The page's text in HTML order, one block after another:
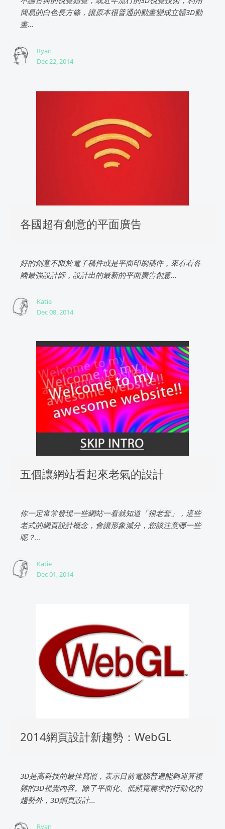
簡易的白色長方條，讓原本很普通的動畫變成立體3D動
畫...
Ryan
Dec 22, 2014
各國超有創意的平面廣告
好的創意不限於電子稿件或是平面印刷稿件，來看看各
國最強設計師，設計出的最新的平面廣告創意...
Katie
Dec 08, 2014
五個讓網站看起來老氣的設計
你一定常常發現一些網站一看就知道「很老套」，這些
老式的網頁設計概念，會讓形象減分，您該注意哪一些
呢？...
Katie
Dec 01, 2014
2014網頁設計新趨勢：WebGL
3D是高科技的最佳寫照，表示目前電腦普遍能夠運算複
雜的3D視覺內容。除了平面化、低頻寬需求的行動化的
趨勢外，3D網頁設計...
Ryan